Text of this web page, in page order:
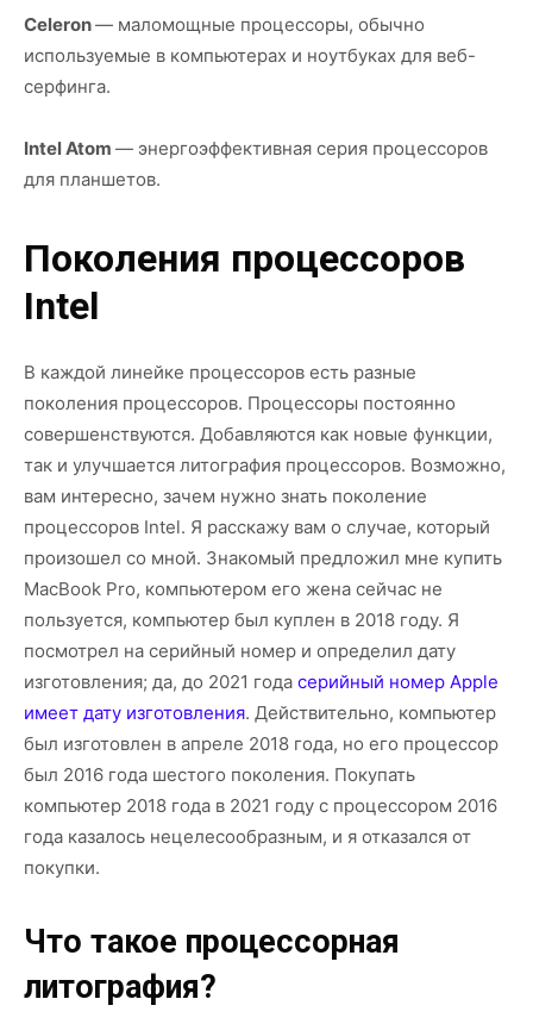
Celeron— маломощные процессоры, обычно
используемые в компьютерах и ноутбуках для веб-
серфинга.
Intel Atom — энергоэффективная серия процессоров
для планшетов.
Поколения процессоров
Intel
В каждой линейке процессоров есть разные
поколения процессоров. Процессоры постоянно
совершенствуются. Добавляются как новые функции,
так и улучшается литография процессоров. Возможно,
вам интересно, зачем нужно знать поколение
процессоров Intel. Я расскажу вам о случае, который
произошел со мной. Знакомый предложил мне купить
MacBook Pro, компьютером его жена сейчас не
пользуется, компьютер был куплен в 2018 году. Я
посмотрел на серийный номер и определил дату
изготовления; да, до 2021 года серийный номер Apple
имеет дату изготовления. Действительно, компьютер
был изготовлен в апреле 2018 года, но его процессор
был 2016 года шестого поколения. Покупать
компьютер 2018 года в 2021 году с процессором 2016
года казалось нецелесообразным, и я отказался от
покупки.
Что такое процессорная
литография?